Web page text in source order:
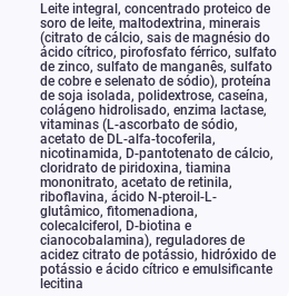
Leite integral , concentrado proteico de
soro de leite, maltodextrina, minerais
(citrato de cálcio, sais de magnésio do
ácido cítrico, pirofosfato férrico, sulfato
de zinco, sulfato de manganês, sulfato
de cobre e selenato de sódio), proteína
de soja isolada, polidextrose, caseína,
colágeno hidrolisado, enzima lactase,
vitaminas (L-ascorbato de sódio,
acetato de DL-alfa-tocoferila,
nicotinamida, D-pantotenato de cálcio,
cloridrato de piridoxina, tiamina
mononitrato, acetato de retinila,
riboflavina, ácido N-pteroil-L-
glutâmico, fitomenadiona,
colecalciferol , D-biotina e
cianocobalamina), reguladores de
acidez citrato de potássio, hidróxido de
potássio e ácido cítrico e emulsificante
lecitina